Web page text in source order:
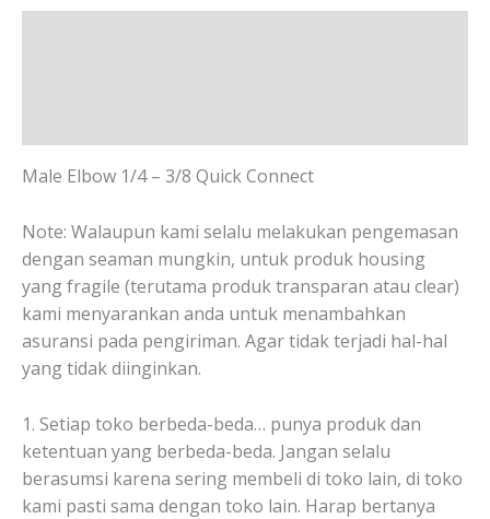
Male Elbow 1/4 – 3/8 Quick Connect
Note: Walaupun kami selalu melakukan pengemasan
dengan seaman mungkin, untuk produk housing
yang fragile (terutama produk transparan atau clear)
kami menyarankan anda untuk menambahkan
asuransi pada pengiriman. Agar tidak terjadi hal-hal
yang tidak diinginkan.
1. Setiap toko berbeda-beda… punya produk dan
ketentuan yang berbeda-beda. Jangan selalu
berasumsi karena sering membeli di toko lain, di toko
kami pasti sama dengan toko lain. Harap bertanya